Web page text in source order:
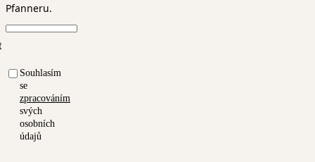
Pfanneru.
Souhlasím
se
zpracováním
svých
osobních
údajů